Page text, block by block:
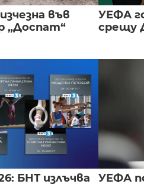
във
„Доспат“
УЕФА
срещу
БНТ излъчва
УЕФА